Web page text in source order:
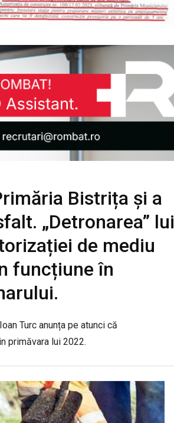
Bistrița și a
„Detronarea” lui
de mediu
funcțiune în
Turc anunța pe atunci că
primăvara lui 2022.